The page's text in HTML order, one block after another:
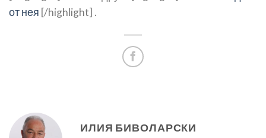
от нея [/highlight] .
ИЛИЯ БИВОЛАРСКИ